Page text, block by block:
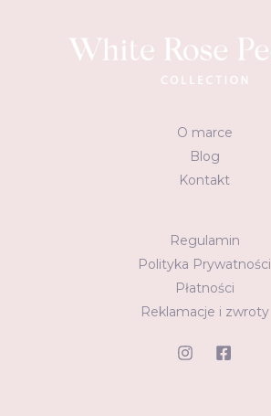
O marce
Blog
Kontakt
Regulamin
Polityka Prywatności
Płatności
Reklamacje i zwroty